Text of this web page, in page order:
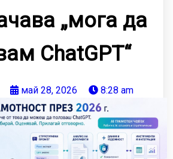
„мога да
ChatGPT“
май 28, 2026 8:28 am